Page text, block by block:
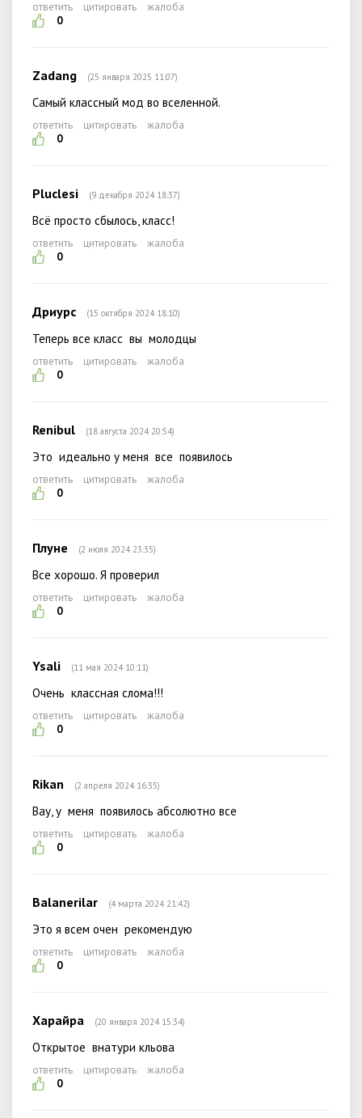
ответить цитировать
жалоба
0
Zadang (25 января 2025 11:07)
Самый классный мод во вселенной.
ответить цитировать
жалоба
0
Pluclesi (9 декабря 2024 18:37)
Всё просто сбылось, класс!
ответить цитировать
жалоба
0
Дриурс (15 октября 2024 18:10)
Теперь все класс вы молодцы
ответить цитировать
жалоба
0
Renibul (18 августа 2024 20:54)
Это идеально у меня все появилось
ответить цитировать
жалоба
0
Плуне (2 июля 2024 23:35)
Все хорошо. Я проверил
ответить цитировать
жалоба
0
Ysali (11 мая 2024 10:11)
Очень классная слома!!!
ответить цитировать
жалоба
0
Rikan (2 апреля 2024 16:35)
Вау, у меня появилось абсолютно все
ответить цитировать
жалоба
0
Balanerilar (4 марта 2024 21:42)
Это я всем очен рекомендую
ответить цитировать
жалоба
0
Харайра (20 января 2024 15:34)
Открытое внатури кльова
ответить цитировать
жалоба
0